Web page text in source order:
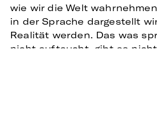
wie wir die Welt
in der Sprache dargestellt
Realität werden. Das was
nicht auftaucht, gibt es